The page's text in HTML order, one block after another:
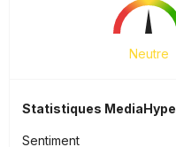
Neutre
Statistiques MediaHype
Sentiment